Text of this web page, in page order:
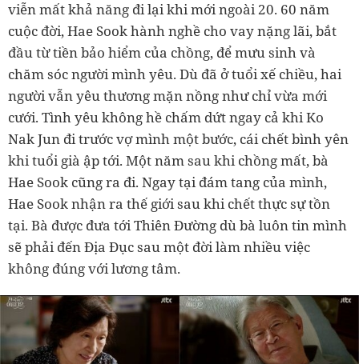
viễn mất khả năng đi lại khi mới ngoài 20. 60 năm
cuộc đời, Hae Sook hành nghề cho vay nặng lãi, bắt
đầu từ tiền bảo hiểm của chồng, để mưu sinh và
chăm sóc người mình yêu. Dù đã ở tuổi xế chiều, hai
người vẫn yêu thương mặn nồng như chỉ vừa mới
cưới. Tình yêu không hề chấm dứt ngay cả khi Ko
Nak Jun đi trước vợ mình một bước, cái chết bình yên
khi tuổi già ập tới. Một năm sau khi chồng mất, bà
Hae Sook cũng ra đi. Ngay tại đám tang của mình,
Hae Sook nhận ra thế giới sau khi chết thực sự tồn
tại. Bà được đưa tới Thiên Đường dù bà luôn tin mình
sẽ phải đến Địa Đục sau một đời làm nhiều việc
không đúng với lương tâm.